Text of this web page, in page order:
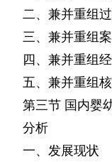
二、兼并重组
三、兼并重组
四、兼并重组
五、兼并重组
第三节 国内婴
分析
一、发展现状